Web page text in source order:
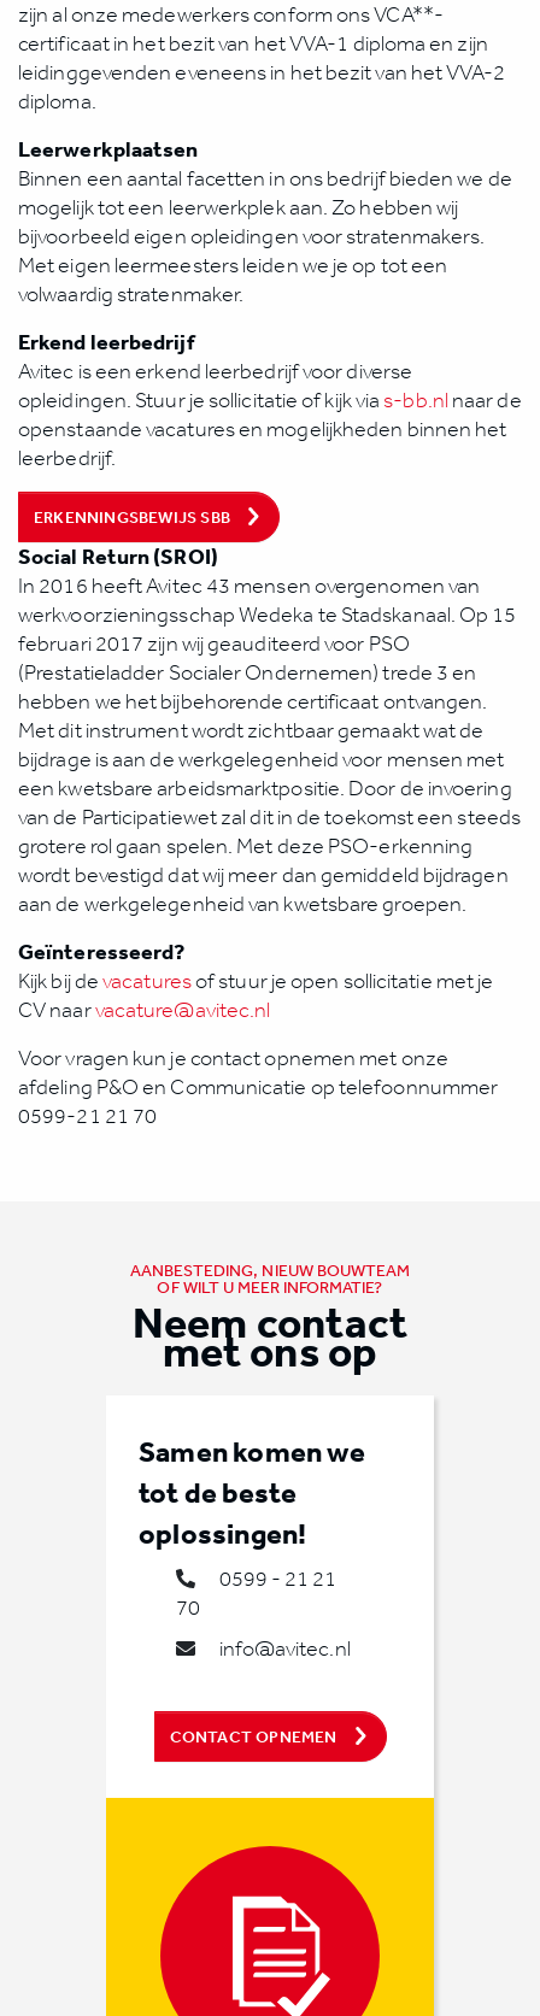
zijn al onze medewerkers conform ons VCA**-
certificaat in het bezit van het VVA-1 diploma en zijn
leidinggevenden eveneens in het bezit van het VVA-2
diploma.
Leerwerkplaatsen
Binnen een aantal facetten in ons bedrijf bieden we de
mogelijk tot een leerwerkplek aan. Zo hebben wij
bijvoorbeeld eigen opleidingen voor stratenmakers.
Met eigen leermeesters leiden we je op tot een
volwaardig stratenmaker.
Erkend leerbedrijf
Avitec is een erkend leerbedrijf voor diverse
opleidingen. Stuur je sollicitatie of kijk via s-bb.nl naar de
openstaande vacatures en mogelijkheden binnen het
leerbedrijf.
ERKENNINGSBEWIJS SBB
Social Return (SROI)
In 2016 heeft Avitec 43 mensen overgenomen van
werkvoorzieningsschap Wedeka te Stadskanaal. Op 15
februari 2017 zijn wij geauditeerd voor PSO
(Prestatieladder Socialer Ondernemen) trede 3 en
hebben we het bijbehorende certificaat ontvangen.
Met dit instrument wordt zichtbaar gemaakt wat de
bijdrage is aan de werkgelegenheid voor mensen met
een kwetsbare arbeidsmarktpositie. Door de invoering
van de Participatiewet zal dit in de toekomst een steeds
grotere rol gaan spelen. Met deze PSO-erkenning
wordt bevestigd dat wij meer dan gemiddeld bijdragen
aan de werkgelegenheid van kwetsbare groepen.
Geïnteresseerd?
Kijk bij devacaturesof stuur je open sollicitatie met je
CV naarvacature@avitec.nl
Voor vragen kun je contact opnemen met onze
afdeling P&O en Communicatie op telefoonnummer
0599-21 21 70
AANBESTEDING, NIEUW BOUWTEAM
OF WILT U MEER INFORMATIE?
Neem contact
met ons op
Samen komen we
tot de beste
oplossingen!
0599 - 21 21
70
info@avitec.nl
CONTACT OPNEMEN